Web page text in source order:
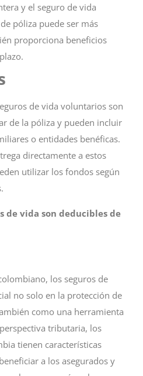
y el seguro de vida
póliza puede ser más
proporciona beneficios
de vida voluntarios son
de la póliza y pueden incluir
o entidades benéficas.
directamente a estos
utilizar los fondos según
de vida son deducibles de
los seguros de
no solo en la protección de
como una herramienta
tributaria, los
tienen características
a los asegurados y